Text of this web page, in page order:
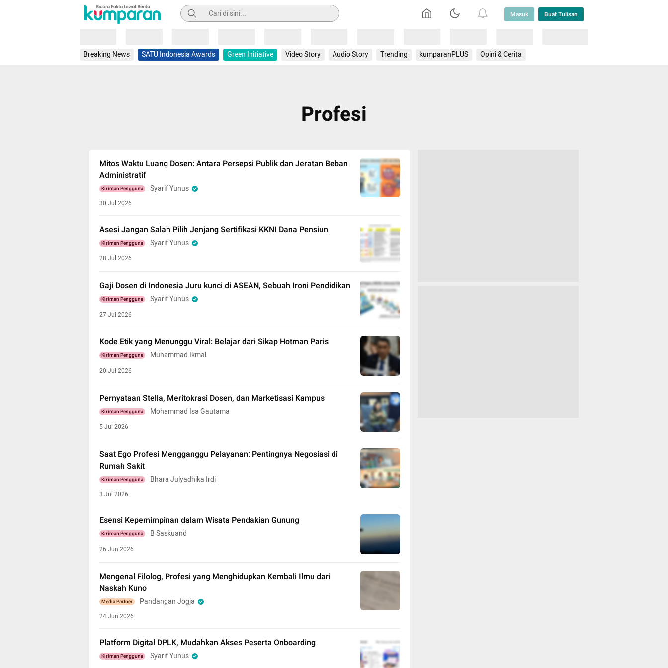
Pencarian Masuk Buat Tulisan
Breaking News SATU Indonesia Awards Green Initiative Video Story Audio Story Trending kumparanPLUS Opini & Cerita
Profesi
Mitos Waktu Luang Dosen: Antara Persepsi Publik dan Jeratan Beban
Administratif
Kiriman Pengguna Syarif Yunus
30 Jul 2026
Asesi Jangan Salah Pilih Jenjang Sertifikasi KKNI Dana Pensiun
Kiriman Pengguna Syarif Yunus
28 Jul 2026
Gaji Dosen di Indonesia Juru kunci di ASEAN, Sebuah Ironi Pendidikan
Kiriman Pengguna Syarif Yunus
27 Jul 2026
Kode Etik yang Menunggu Viral: Belajar dari Sikap Hotman Paris
Kiriman Pengguna Muhammad Ikmal
20 Jul 2026
Pernyataan Stella, Meritokrasi Dosen, dan Marketisasi Kampus
Kiriman Pengguna Mohammad Isa Gautama
5 Jul 2026
Saat Ego Profesi Mengganggu Pelayanan: Pentingnya Negosiasi di
Rumah Sakit
Kiriman Pengguna Bhara Julyadhika Irdi
3 Jul 2026
Esensi Kepemimpinan dalam Wisata Pendakian Gunung
Kiriman Pengguna B Saskuand
26 Jun 2026
Mengenal Filolog, Profesi yang Menghidupkan Kembali Ilmu dari
Naskah Kuno
Media Partner Pandangan Jogja
24 Jun 2026
Platform Digital DPLK, Mudahkan Akses Peserta Onboarding
Kiriman Pengguna Syarif Yunus